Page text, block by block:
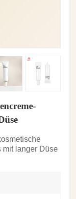
mit langer Düse